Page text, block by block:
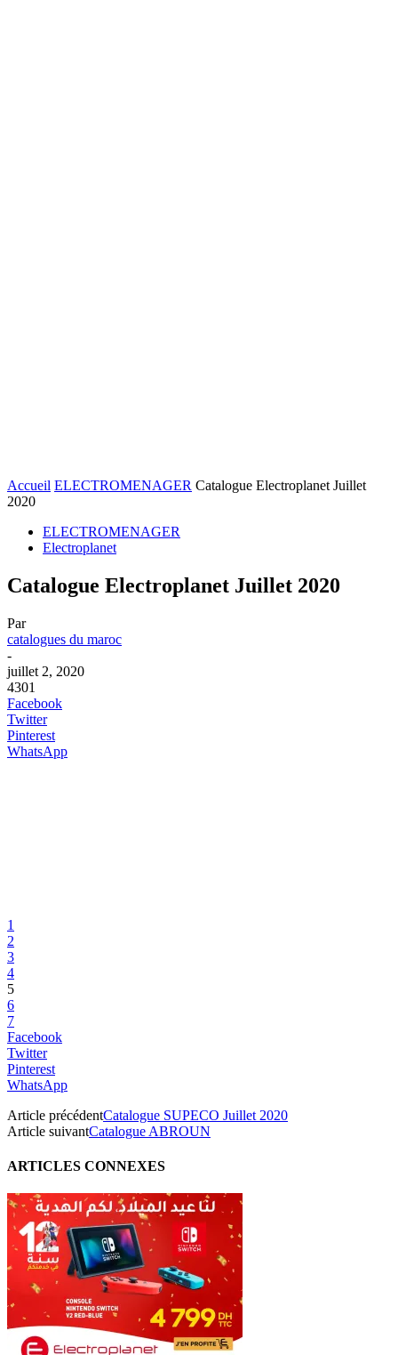
Accueil ELECTROMENAGER Catalogue Electroplanet Juillet
2020
ELECTROMENAGER
Electroplanet
Catalogue Electroplanet Juillet 2020
Par
catalogues du maroc
-
juillet 2, 2020
4301
Facebook
Twitter
Pinterest
WhatsApp
1
2
3
4
5
6
7
Facebook
Twitter
Pinterest
WhatsApp
Article précédentCatalogue SUPECO Juillet 2020
Article suivantCatalogue ABROUN
ARTICLES CONNEXES